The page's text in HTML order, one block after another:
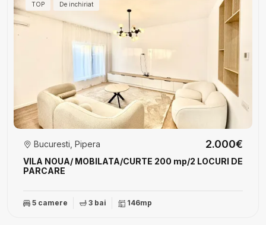
TOP De inchiriat
VILA NOUA/ MOBILATA/CURTE 200 mp/2 LOCURI DE
PARCARE
Bucuresti, Pipera 2.000€
5 camere 3 bai 146mp